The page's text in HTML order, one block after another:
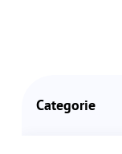
Categorie